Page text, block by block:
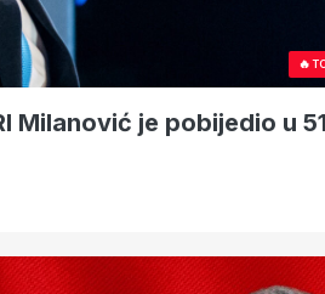
🔥